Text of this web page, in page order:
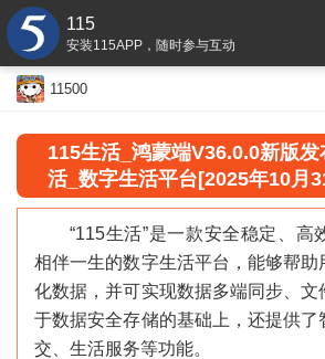
115
安装115APP，随时参与互动
11500
115生活_鸿蒙端V36.0.0新版
活_数字生活平台 [2025年10月
“115生活”是一款安全稳定、高
相伴一生的数字生活平台，能够帮助
化数据，并可实现数据多端同步、文
于数据安全存储的基础上，还提供了
交、生活服务等功能。